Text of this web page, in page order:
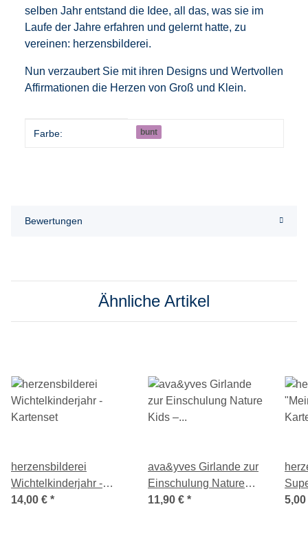
selben Jahr entstand die Idee, all das, was sie im
Laufe der Jahre erfahren und gelernt hatte, zu
vereinen: herzensbilderei.
Nun verzaubert Sie mit ihren Designs und Wertvollen
Affirmationen die Herzen von Groß und Klein.
Produkteigenschaft
Wert
Farbe: bunt
Bewertungen
Ähnliche Artikel
herzensbilderei
Wichtelkinderjahr -
Kartenset
14,00 € *
ava&yves Girlande zur
Einschulung Nature
Kids – Schulkind
11,90 € *